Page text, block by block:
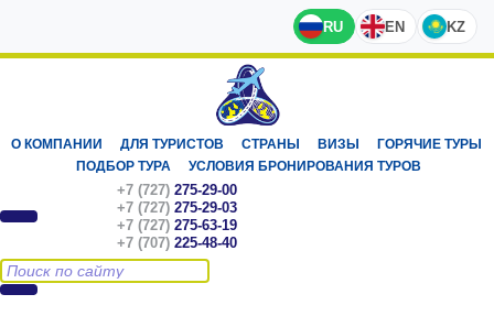
RU EN KZ
О КОМПАНИИ ДЛЯ ТУРИСТОВ СТРАНЫ ВИЗЫ
ГОРЯЧИЕ ТУРЫ
ПОДБОР ТУРА
УСЛОВИЯ БРОНИРОВАНИЯ ТУРОВ
+7 (727) 275-29-00
+7 (727) 275-29-03
+7 (727) 275-63-19
+7 (707) 225-48-40